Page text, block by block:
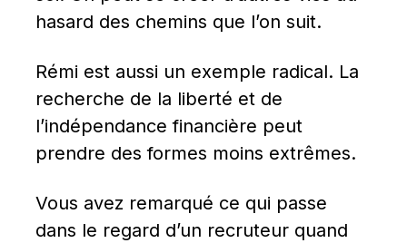
hasard des chemins que l’on suit.
Rémi est aussi un exemple radical. La
recherche de la liberté et de
l’indépendance financière peut
prendre des formes moins extrêmes.
Vous avez remarqué ce qui passe
dans le regard d’un recruteur quand